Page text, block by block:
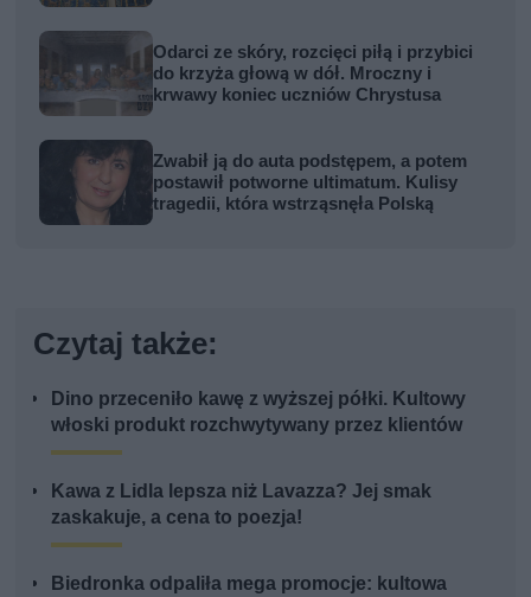
Odarci ze skóry, rozcięci piłą i przybici
do krzyża głową w dół. Mroczny i
krwawy koniec uczniów Chrystusa
Zwabił ją do auta podstępem, a potem
postawił potworne ultimatum. Kulisy
tragedii, która wstrząsnęła Polską
Czytaj także:
Dino przeceniło kawę z wyższej półki. Kultowy
włoski produkt rozchwytywany przez klientów
Kawa z Lidla lepsza niż Lavazza? Jej smak
zaskakuje, a cena to poezja!
Biedronka odpaliła mega promocje: kultowa